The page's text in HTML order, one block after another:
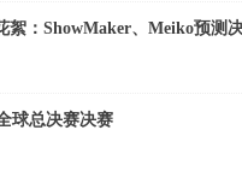
絮：ShowMaker、Meiko预测
球总决赛决赛